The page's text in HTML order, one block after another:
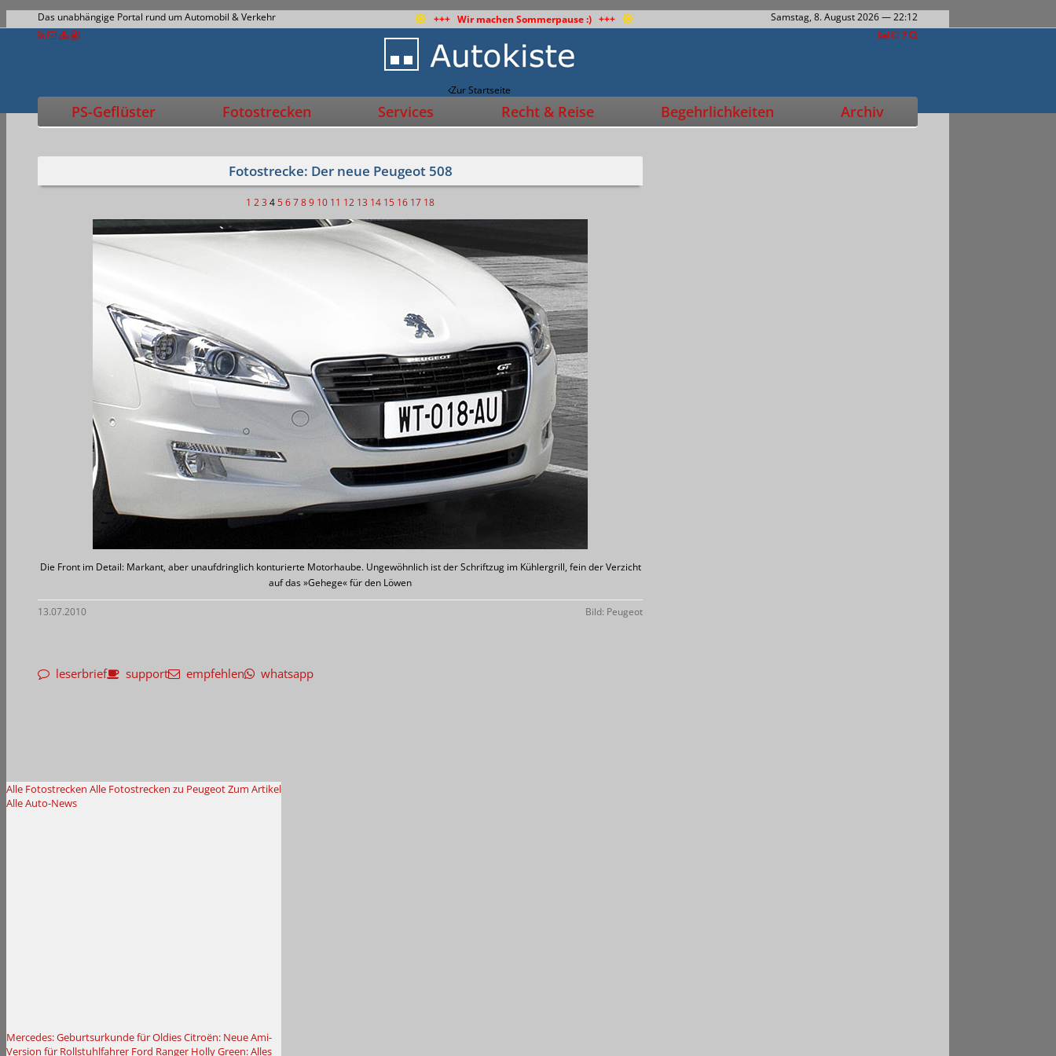
Das unabhängige Portal rund um Automobil & Verkehr +++ Wir machen Sommerpause :) +++ Samstag, 8. August 2026— 22:12
Zur Startseite
PS-Geflüster Fotostrecken Services Recht & Reise Begehrlichkeiten Archiv
Fotostrecke: Der neue Peugeot 508
1 23 4 56789 10 11 12 13 14 15 16 17 18
Die Front im Detail: Markant, aber unaufdringlich konturierte Motorhaube. Ungewöhnlich ist der Schriftzug im Kühlergrill, fein der Verzicht
auf das »Gehege« für den Löwen
13.07.2010 Bild: Peugeot
leserbrief support empfehlen whatsapp
Alle Fotostrecken Alle Fotostrecken zu PeugeotZum Artikel
Alle Auto-News
Mercedes: Geburtsurkunde für OldiesCitroën: Neue Ami-
Version für Rollstuhlfahrer Ford Ranger Holly Green: Alles